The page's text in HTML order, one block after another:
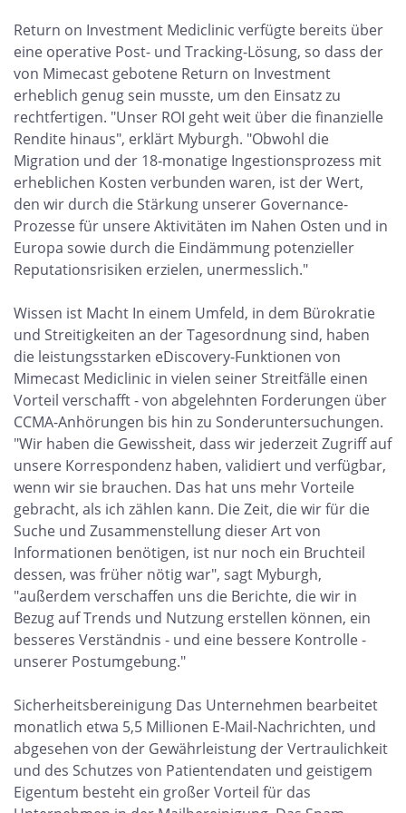
Return on Investment Mediclinic verfügte bereits über
eine operative Post- und Tracking-Lösung, so dass der
von Mimecast gebotene Return on Investment
erheblich genug sein musste, um den Einsatz zu
rechtfertigen. "Unser ROI geht weit über die finanzielle
Rendite hinaus", erklärt Myburgh. "Obwohl die
Migration und der 18-monatige Ingestionsprozess mit
erheblichen Kosten verbunden waren, ist der Wert,
den wir durch die Stärkung unserer Governance-
Prozesse für unsere Aktivitäten im Nahen Osten und in
Europa sowie durch die Eindämmung potenzieller
Reputationsrisiken erzielen, unermesslich."
Wissen ist Macht In einem Umfeld, in dem Bürokratie
und Streitigkeiten an der Tagesordnung sind, haben
die leistungsstarken eDiscovery-Funktionen von
Mimecast Mediclinic in vielen seiner Streitfälle einen
Vorteil verschafft - von abgelehnten Forderungen über
CCMA-Anhörungen bis hin zu Sonderuntersuchungen.
"Wir haben die Gewissheit, dass wir jederzeit Zugriff auf
unsere Korrespondenz haben, validiert und verfügbar,
wenn wir sie brauchen. Das hat uns mehr Vorteile
gebracht, als ich zählen kann. Die Zeit, die wir für die
Suche und Zusammenstellung dieser Art von
Informationen benötigen, ist nur noch ein Bruchteil
dessen, was früher nötig war", sagt Myburgh,
"außerdem verschaffen uns die Berichte, die wir in
Bezug auf Trends und Nutzung erstellen können, ein
besseres Verständnis - und eine bessere Kontrolle -
unserer Postumgebung."
Sicherheitsbereinigung Das Unternehmen bearbeitet
monatlich etwa 5,5 Millionen E-Mail-Nachrichten, und
abgesehen von der Gewährleistung der Vertraulichkeit
und des Schutzes von Patientendaten und geistigem
Eigentum besteht ein großer Vorteil für das